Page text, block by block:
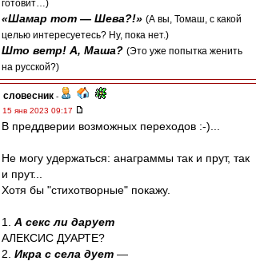
готовит…)
«Шамар тот — Шева?!» (А вы, Томаш, с какой
целью интересуетесь? Ну, пока нет.)
Што ветр! А, Маша? (Это уже попытка женить
на русской?)
словесник -
15 янв 2023 09:17
В преддверии возможных переходов :-)...
Не могу удержаться: анаграммы так и прут, так
и прут...
Хотя бы "стихотворные" покажу.
1. А секс ли дарует
АЛЕКСИС ДУАРТЕ?
2. Икра с села дует —